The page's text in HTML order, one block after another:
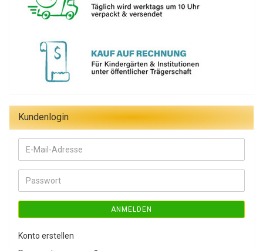
Kundenlogin
E-
Mail-
Adresse
Passwort
ANMELDEN
Konto erstellen